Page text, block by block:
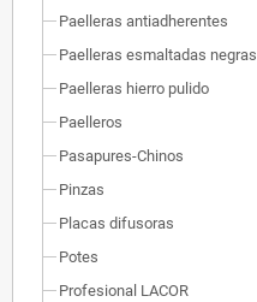
Paelleras antiadherentes
Paelleras esmaltadas negras
Paelleras hierro pulido
Paelleros
Pasapures-Chinos
Pinzas
Placas difusoras
Potes
Profesional LACOR